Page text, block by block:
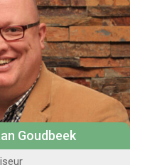
Goudbeek